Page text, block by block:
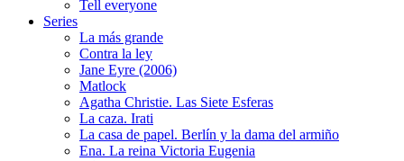
Tell everyone
Series
La más grande
Contra la ley
Jane Eyre (2006)
Matlock
Agatha Christie. Las Siete Esferas
La caza. Irati
La casa de papel. Berlín y la dama del armiño
Ena. La reina Victoria Eugenia